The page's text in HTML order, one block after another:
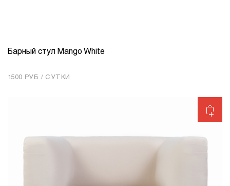
КОЛИЧЕСТВО 1
Барный стул Mango White
1500 РУБ / СУТКИ